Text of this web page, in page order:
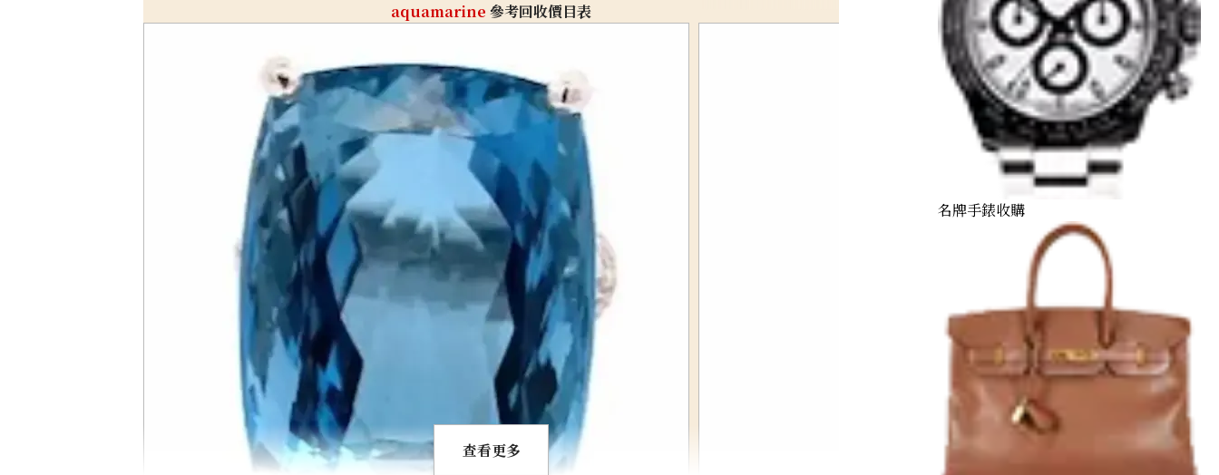
aquamarine 參考回收價目表
查看更多
名牌手錶收購